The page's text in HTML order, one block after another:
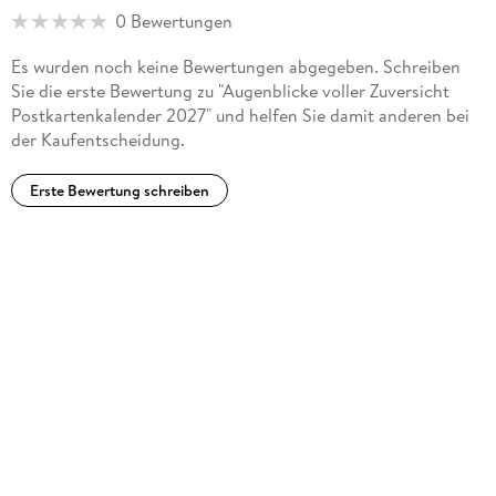
0 Bewertungen
Es wurden noch keine Bewertungen abgegeben. Schreiben
Sie die erste Bewertung zu "Augenblicke voller Zuversicht
Postkartenkalender 2027" und helfen Sie damit anderen bei
der Kaufentscheidung.
Erste Bewertung schreiben